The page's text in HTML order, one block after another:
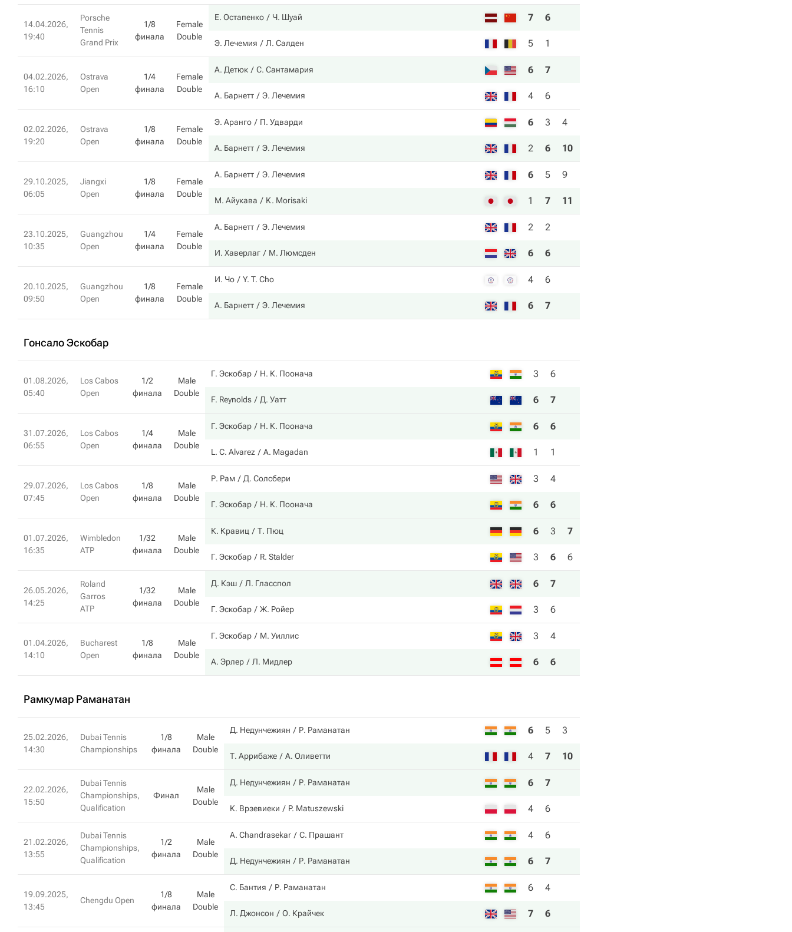
14.04.2026,
19:40
Porsche
Tennis
Grand Prix
1/8
финала
Female
Double
Е. Остапенко Ч. Шуай 7 6
Э. Лечемия Л. Салден 5 1
04.02.2026,
16:10
Ostrava
Open
1/4
финала
Female
Double
А. Детюк С. Сантамария 6 7
А. Барнетт Э. Лечемия 4 6
02.02.2026,
19:20
Ostrava
Open
1/8
финала
Female
Double
Э. Аранго П. Удварди 6 3 4
А. Барнетт Э. Лечемия 2 6 10
29.10.2025,
06:05
Jiangxi
Open
1/8
финала
Female
Double
А. Барнетт Э. Лечемия 6 5 9
М. Айукава K. Morisaki 1 7 11
23.10.2025,
10:35
Guangzhou
Open
1/4
финала
Female
Double
А. Барнетт Э. Лечемия 2 2
И. Хаверлаг М. Люмсден 6 6
20.10.2025,
09:50
Guangzhou
Open
1/8
финала
Female
Double
И. Чо Y. T. Cho 4 6
А. Барнетт Э. Лечемия 6 7
Гонсало Эскобар
01.08.2026,
05:40
Los Cabos
Open
1/2
финала
Male
Double
Г. Эскобар Н. К. Поонача 3 6
F. Reynolds Д. Уатт 6 7
31.07.2026,
06:55
Los Cabos
Open
1/4
финала
Male
Double
Г. Эскобар Н. К. Поонача 6 6
L. C. Alvarez A. Magadan 1 1
29.07.2026,
07:45
Los Cabos
Open
1/8
финала
Male
Double
Р. Рам Д. Солсбери 3 4
Г. Эскобар Н. К. Поонача 6 6
01.07.2026,
16:35
Wimbledon
ATP
1/32
финала
Male
Double
К. Кравиц Т. Пюц 6 3 7
Г. Эскобар R. Stalder 3 6 6
26.05.2026,
14:25
Roland
Garros
ATP
1/32
финала
Male
Double
Д. Кэш Л. Гласспол 6 7
Г. Эскобар Ж. Ройер 3 6
01.04.2026,
14:10
Bucharest
Open
1/8
финала
Male
Double
Г. Эскобар М. Уиллис 3 4
А. Эрлер Л. Мидлер 6 6
Рамкумар Раманатан
25.02.2026,
14:30
Dubai Tennis
Championships
1/8
финала
Male
Double
Д. Недунчежиян Р. Раманатан 6 5 3
Т. Аррибаже А. Оливетти 4 7 10
22.02.2026,
15:50
Dubai Tennis
Championships,
Qualification
Финал
Male
Double
Д. Недунчежиян Р. Раманатан 6 7
К. Врзевиеки P. Matuszewski 4 6
21.02.2026,
13:55
Dubai Tennis
Championships,
Qualification
1/2
финала
Male
Double
A. Chandrasekar С. Прашант 4 6
Д. Недунчежиян Р. Раманатан 6 7
19.09.2025,
13:45
Chengdu Open
1/8
финала
Male
Double
С. Бантия Р. Раманатан 6 4
Л. Джонсон О. Крайчек 7 6